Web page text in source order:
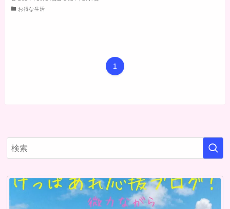
お得な生活
1